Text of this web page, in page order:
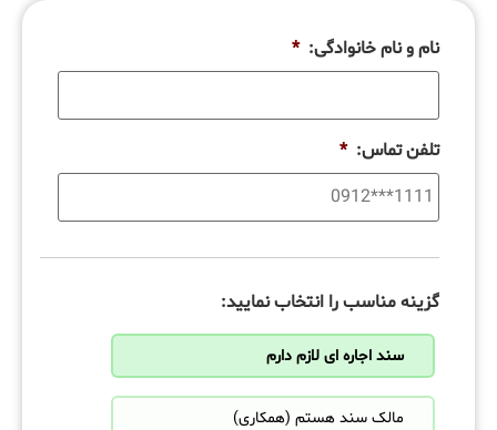
نام و نام خانوادگی: *
تلفن تماس: *
گزینه مناسب را انتخاب نمایید:
سند اجاره ای لازم دارم
مالک سند هستم (همکاری)